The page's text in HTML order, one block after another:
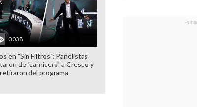
3038
en "Sin Filtros": Panelistas
de "carnicero" a Crespo y
del programa